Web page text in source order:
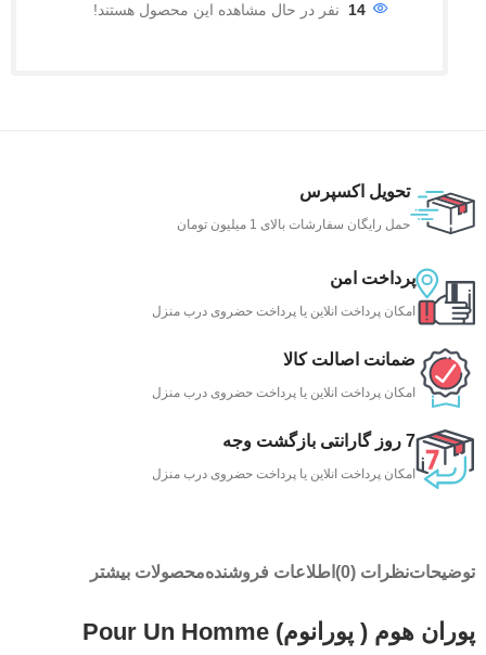
14 نفر در حال مشاهده این محصول هستند!
تحویل اکسپرس
حمل رایگان سفارشات بالای 1 میلیون تومان
پرداخت امن
امکان پرداخت انلاین یا پرداخت حضروی درب منزل
ضمانت اصالت کالا
امکان پرداخت انلاین یا پرداخت حضروی درب منزل
7 روز گارانتی بازگشت وجه
امکان پرداخت انلاین یا پرداخت حضروی درب منزل
توضیحاتنظرات (0) اطلاعات فروشندهمحصولات بیشتر
پوران هوم ( پورانوم) Pour Un Homme